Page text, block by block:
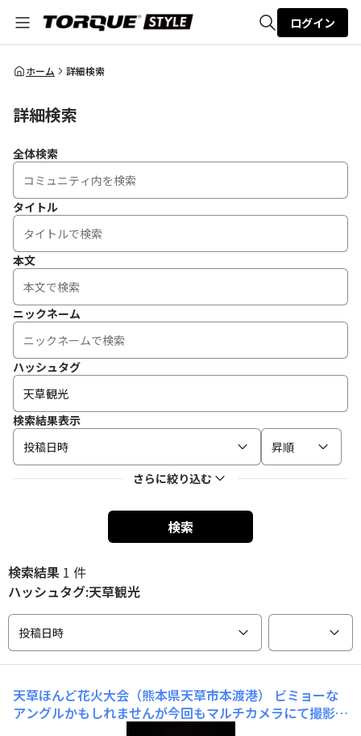
全体検索
ログイン
ホーム 詳細検索
詳細検索
全体検索
タイトル
本文
ニックネーム
ハッシュタグ
検索結果表示
投稿日時
昇順
さらに絞り込む
検索
検索結果 1 件
ハッシュタグ:天草観光
投稿日時
天草ほんど花火大会（熊本県天草市本渡港）
ビミョーな
アングルかもしれませんが今回もマルチカメラにて撮影